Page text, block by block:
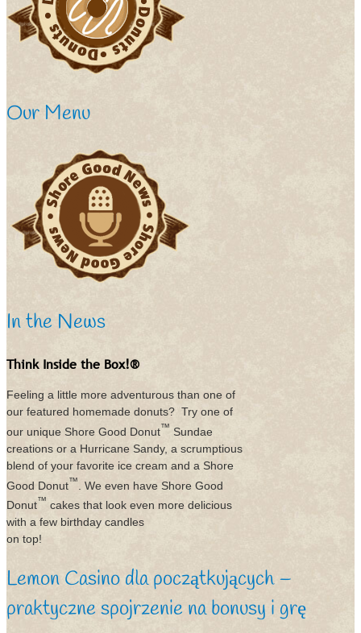
Our Menu
In the News
Think Inside the Box!®
Feeling a little more adventurous than one of
our featured homemade donuts? Try one of
our unique Shore Good Donut™ Sundae
creations or a Hurricane Sandy, a scrumptious
blend of your favorite ice cream and a Shore
Good Donut™
. We even have Shore Good
Donut™ cakes that look even more delicious
with a few birthday candles
on top!
Lemon Casino dla początkujących –
praktyczne spojrzenie na bonusy i grę